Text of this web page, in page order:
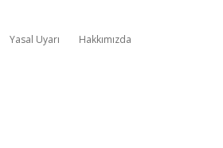
Yasal Uyarı Hakkımızda